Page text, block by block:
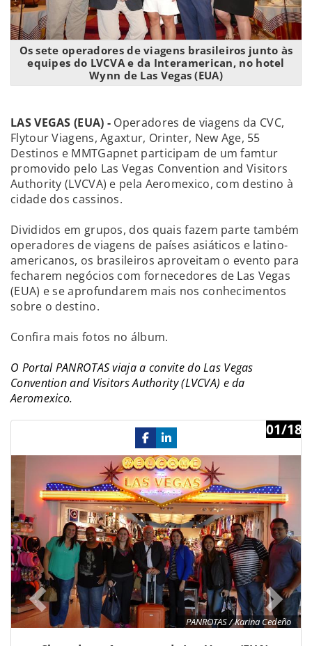
Os sete operadores de viagens brasileiros junto às
equipes do LVCVA e da Interamerican, no hotel
Wynn de Las Vegas (EUA)
LAS VEGAS (EUA) - Operadores de viagens da CVC,
Flytour Viagens, Agaxtur, Orinter, New Age, 55
Destinos e MMTGapnet participam de um famtur
promovido pelo Las Vegas Convention and Visitors
Authority (LVCVA) e pela Aeromexico, com destino à
cidade dos cassinos.
Divididos em grupos, dos quais fazem parte também
operadores de viagens de países asiáticos e latino-
americanos, os brasileiros aproveitam o evento para
fecharem negócios com fornecedores de Las Vegas
(EUA) e se aprofundarem mais nos conhecimentos
sobre o destino.
Confira mais fotos no álbum.
O Portal PANROTAS viaja a convite do Las Vegas
Convention and Visitors Authority (LVCVA) e da
Aeromexico.
PANROTAS / Karina Cedeño
01/18
Previous